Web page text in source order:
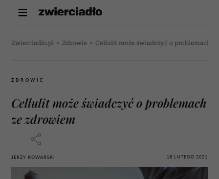
Zwierciadlo.pl > Zdrowie > Cellulit może świadczyć o problemach
ZDROWIE
Cellulit może świadczyć o problemach
ze zdrowiem
JERZY KOWARSKI 18 LUTEGO 2021